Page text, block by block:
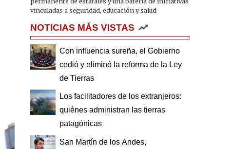
vinculadas a seguridad, educación y salud
NOTICIAS MÁS VISTAS
Con influencia sureña, el Gobierno
cedió y eliminó la reforma de la Ley
de Tierras
Los facilitadores de los extranjeros:
quiénes administran las tierras
patagónicas
San Martín de los Andes,